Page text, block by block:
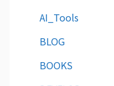
AI_Tools
BLOG
BOOKS